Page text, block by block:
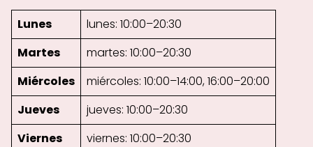
Lunes
lunes: 10:00–20:30
Martes
martes: 10:00–20:30
Miércoles
miércoles: 10:00–14:00, 16:00–20:00
Jueves
jueves: 10:00–20:30
Viernes
viernes: 10:00–20:30